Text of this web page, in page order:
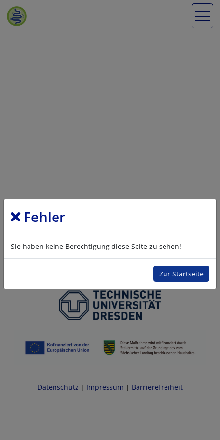
Fehler
Sie haben keine Berechtigung diese Seite zu sehen!
Zur Startseite
Datenschutz | Impressum | Barrierefreiheit